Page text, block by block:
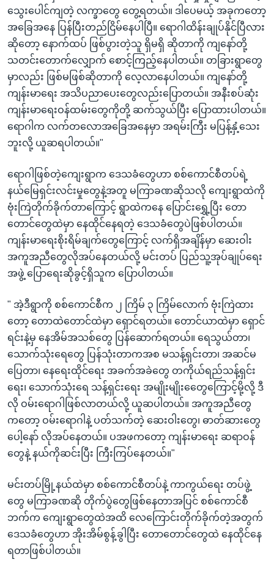
သွေးပေါင်ကျတဲ့ လက္ခာတွေ တွေ့ရတယ်။ ဒါပေမယ့် အခုကတော့
အခြေအနေ ပြန်ပြီးတည်ငြိမ်နေပါပြီ။ ရောဂါထိန်းချုပ်နိုင်ပြီလား
ဆိုတော့ နောက်ထပ် ဖြစ်ပွားတဲ့သူ ရှိမရှိ ဆိုတာကို ကျနော်တို့
သတင်းတောက်လျှောက် စောင့်ကြည့်နေပါတယ်။ တခြားရွာတွေ
မှာလည်း ဖြစ်မဖြစ်ဆိုတာကို လေ့လာနေပါတယ်။ ကျနော်တို့
ကျန်းမာရေး အသိပညာပေးတွေလည်းပြောတယ်။ အနီးစပ်ဆုံး
ကျန်းမာရေးဝန်ထမ်းတွေကိုတို့ ဆက်သွယ်ပြီး ပြောထားပါတယ်။
ရောဂါက လက်တလောအခြေအနေမှာ အရမ်းကြီး မပြန့်နှံ့သေး
ဘူးလို့ ယူဆရပါတယ်။"
ရောဂါဖြစ်တဲ့ကျေးရွာက ဒေသခံတွေဟာ စစ်ကောင်စီတပ်ရဲ့
နယ်မြေရှင်းလင်းမှုတွေနဲ့အတူ မကြာခဏဆိုသလို ကျေးရွာထဲကို
ဗုံးကြဲတိုက်ခိုက်တာကြောင့် ရွာထဲကနေ ပြောင်းရွှေ့ပြီး တော
တောင်တွေထဲမှာ နေထိုင်နေရတဲ့ ဒေသခံတွေပဲဖြစ်ပါတယ်။
ကျန်းမာရေးစိုးရိမ်ချက်တွေကြောင့် လက်ရှိအချိန်မှာ ဆေးဝါး
အကူအညီတွေလိုအပ်နေတယ်လို့ မင်းတပ် ပြည်သူ့အုပ်ချုပ်ရေး
အဖွဲ့ ပြောရေးဆိုခွင့်ရှိသူက ပြောပါတယ်။
" အဲ့ဒီရွာကို စစ်ကောင်စီက ၂ ကြိမ် ၃ ကြိမ်လောက် ဗုံးကြဲထား
တော့ တောထဲတောင်ထဲမှာ ရှောင်ရတယ်။ တောင်ယာထဲမှာ ရှောင်
ရင်းနဲ့မှ နေအိမ်အသစ်တွေ ပြန်ဆောက်ရတယ်။ ရေသွယ်တာ၊
သောက်သုံးရေတွေ ပြန်သုံးတာကအစ မသန့်ရှင်းတာ၊ အဆင်မ
ပြေတာ၊ နေရေးထိုင်ရေး အခက်အခဲတွေ တကိုယ်ရည်သန့်ရှင်း
ရေး၊ သောက်သုံးရေ သန့်ရှင်းရေး အမျိုးမျိုးတွေေကြောင့်မို့လို့ ဒီ
လို ဝမ်းရောဂါဖြစ်လာတယ်လို့ ယူဆပါတယ်။ အကူအညီတွေ
ကတော့ ဝမ်းရောဂါနဲ့ ပတ်သက်တဲ့ ဆေးဝါးတွေ၊ ဓာတ်ဆားတွေ
ပေါ့နော် လိုအပ်နေတယ်။ ပအဖကတော့ ကျန်းမာရေး ဆရာဝန်
တွေနဲ့ နယ်ကိုဆင်းပြီး ကြီးကြပ်နေတယ်။"
မင်းတပ်မြို့နယ်ထဲမှာ စစ်ကောင်စီတပ်နဲ့ ကာကွယ်ရေး တပ်ဖွဲ့
တွေ မကြာခဏဆို တိုက်ပွဲတွေဖြစ်နေတာအပြင် စစ်ကောင်စီ
ဘက်က ကျေးရွာတွေထဲအထိ လေကြောင်းတိုက်ခိုက်တဲ့အတွက်
ဒေသခံတွေဟာ အိုးအိမ်စွန့်ခွါပြီး တောတောင်တွေထဲ နေထိုင်နေ
ရတာဖြစ်ပါတယ်။